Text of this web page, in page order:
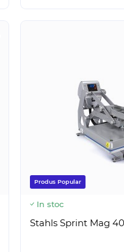
Produs Popular
In stoc
Stahls Sprint Mag